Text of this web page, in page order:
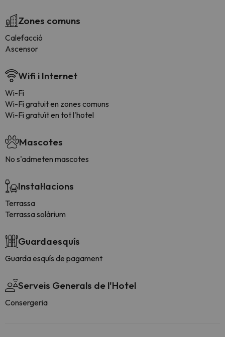
Zones comuns
Calefacció
Ascensor
Wifi i Internet
Wi-Fi
Wi-Fi gratuit en zones comuns
Wi-Fi gratuït en tot l'hotel
Mascotes
No s'admeten mascotes
Instal·lacions
Terrassa
Terrassa solàrium
Guardaesquís
Guarda esquís de pagament
Serveis Generals de l'Hotel
Consergeria